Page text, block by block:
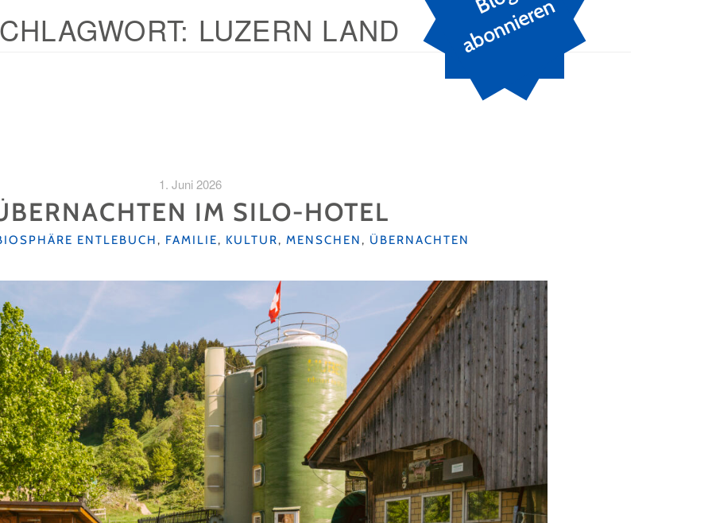
n
LUZERN LAND
1. Juni 2026
IM SILO-HOTEL
ENTLEBUCH, FAMILIE, KULTUR, MENSCHEN, ÜBERNACHTEN